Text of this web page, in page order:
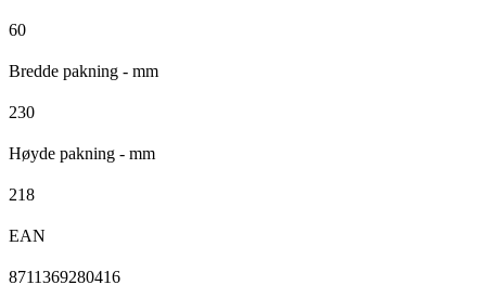
60
Bredde pakning - mm
230
Høyde pakning - mm
218
EAN
8711369280416